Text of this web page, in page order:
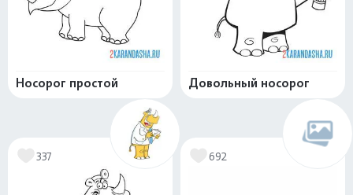
Носорог простой Довольный носорог
337 692